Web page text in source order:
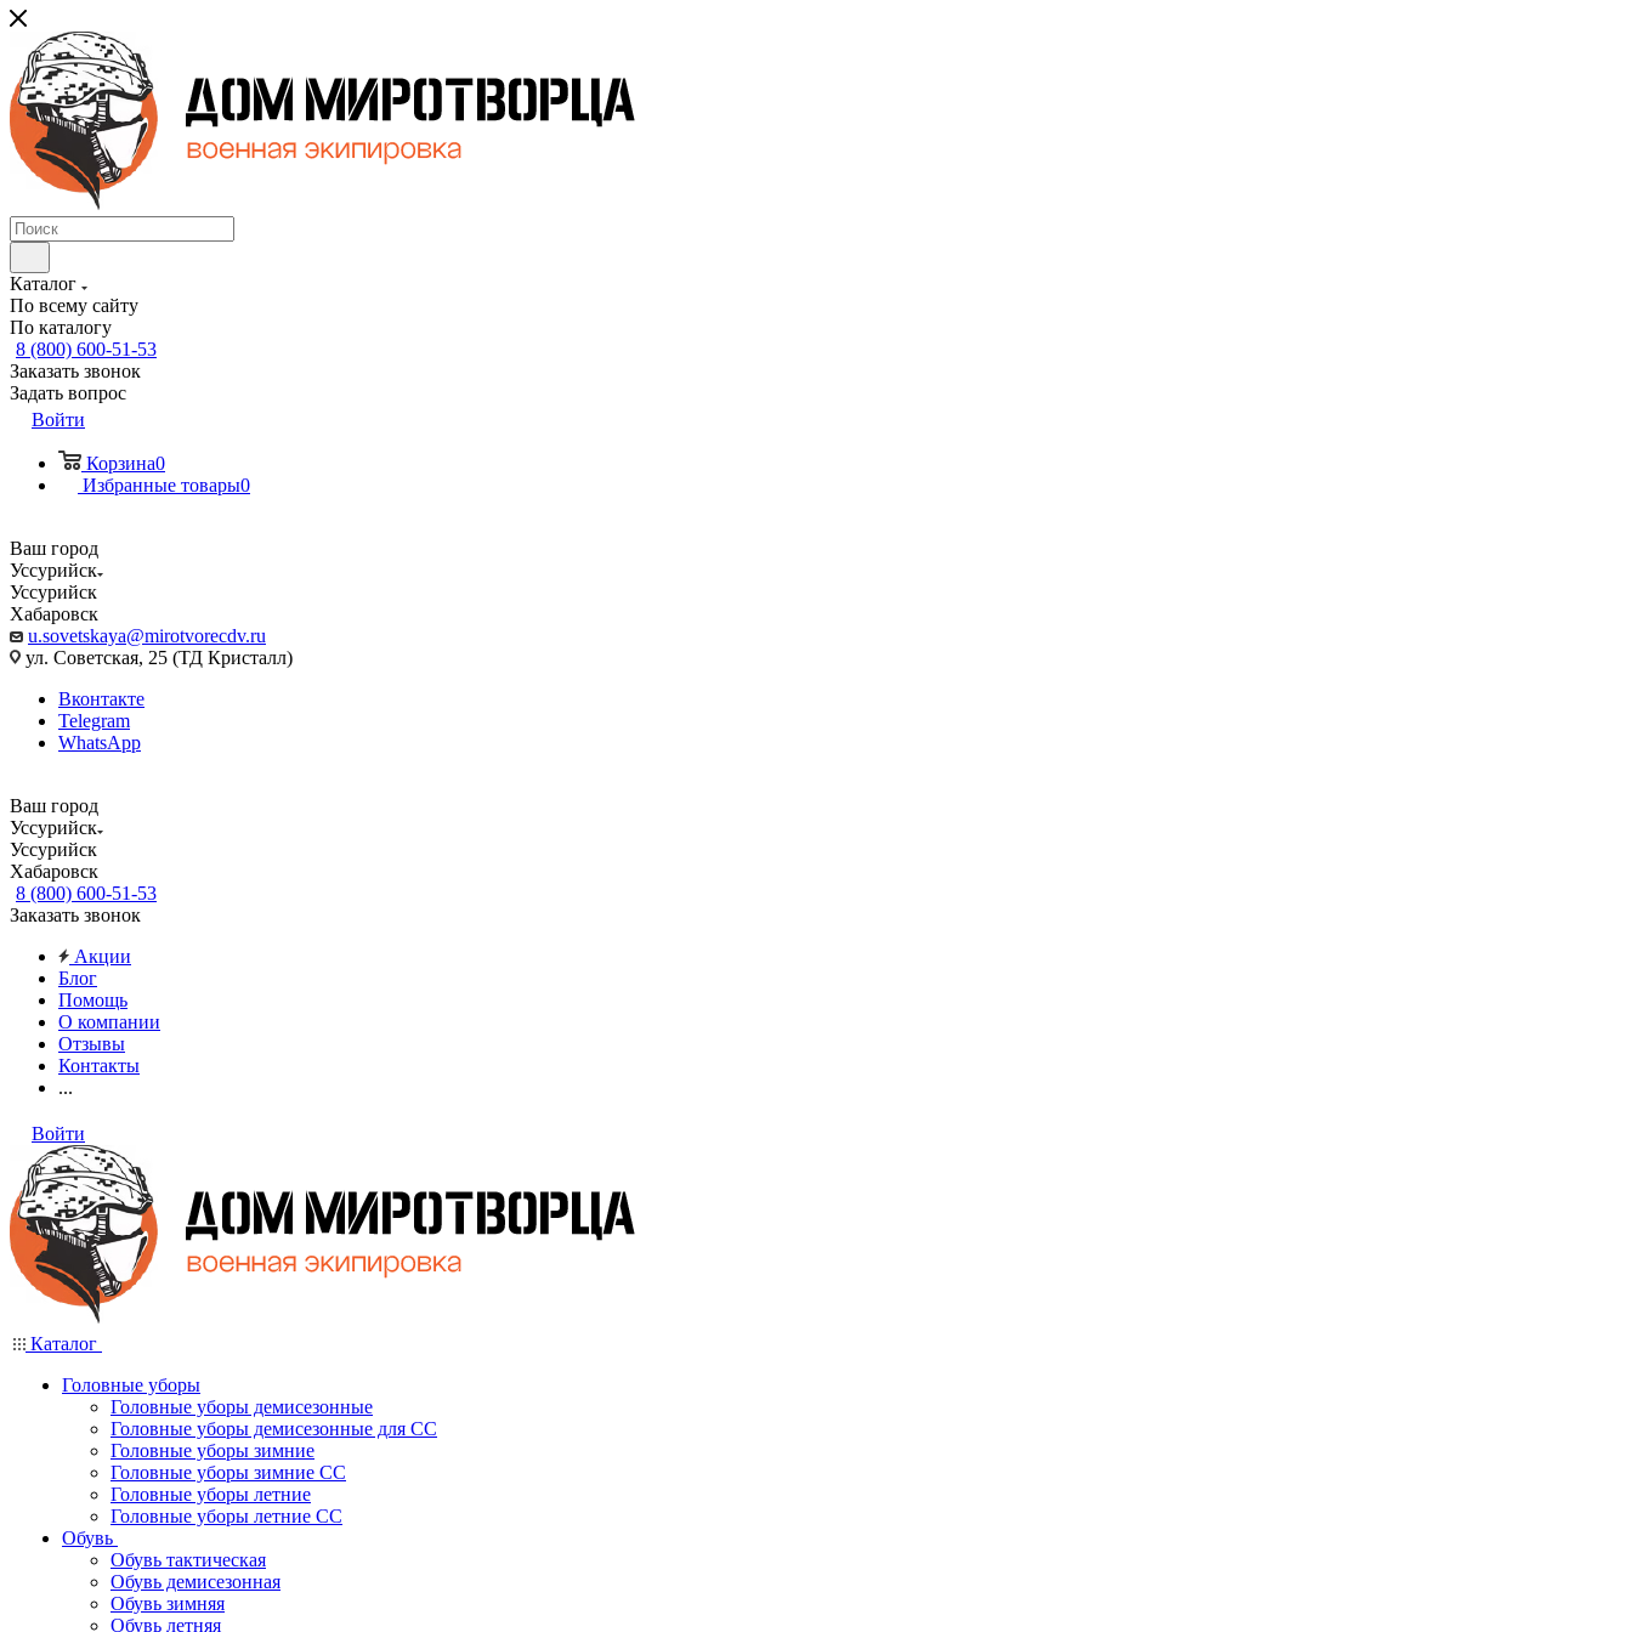
Каталог
По всему сайту
По каталогу
8 (800) 600-51-53
Заказать звонок
Задать вопрос
Войти
Корзина0
Избранные товары0
Ваш город
Уссурийск
Уссурийск
Хабаровск
u.sovetskaya@mirotvorecdv.ru
ул. Советская, 25 (ТД Кристалл)
Вконтакте
Telegram
WhatsApp
Ваш город
Уссурийск
Уссурийск
Хабаровск
8 (800) 600-51-53
Заказать звонок
Акции
Блог
Помощь
О компании
Отзывы
Контакты
...
Войти
Каталог
Головные уборы
Головные уборы демисезонные
Головные уборы демисезонные для СС
Головные уборы зимние
Головные уборы зимние СС
Головные уборы летние
Головные уборы летние СС
Обувь
Обувь тактическая
Обувь демисезонная
Обувь зимняя
Обувь летняя